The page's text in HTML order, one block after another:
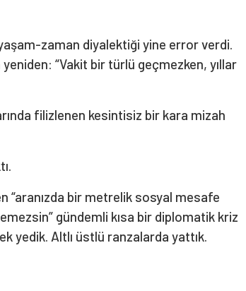
zaman diyalektiği yine error verdi.
yeniden: “Vakit bir türlü geçmezken, yıllar
filizlenen kesintisiz bir kara mizah
“aranızda bir metrelik sosyal mesafe
gündemli kısa bir diplomatik kriz
yedik. Altlı üstlü ranzalarda yattık.